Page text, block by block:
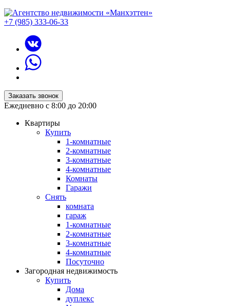
+7 (985) 333-06-33
Заказать звонок
Ежедневно с 8:00 до 20:00
Квартиры
Купить
1-комнатные
2-комнатные
3-комнатные
4-комнатные
Комнаты
Гаражи
Снять
комната
гараж
1-комнатные
2-комнатные
3-комнатные
4-комнатные
Посуточно
Загородная недвижимость
Купить
Дома
дуплекс